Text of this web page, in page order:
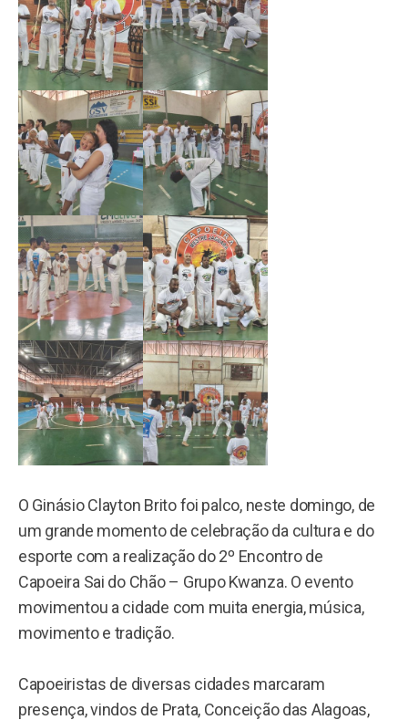
O Ginásio Clayton Brito foi palco, neste domingo, de
um grande momento de celebração da cultura e do
esporte com a realização do 2º Encontro de
Capoeira Sai do Chão – Grupo Kwanza. O evento
movimentou a cidade com muita energia, música,
movimento e tradição.
Capoeiristas de diversas cidades marcaram
presença, vindos de Prata, Conceição das Alagoas,